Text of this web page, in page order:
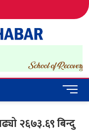
IN NEPAL
M
e
u
२६७३.६९ बिन्दु